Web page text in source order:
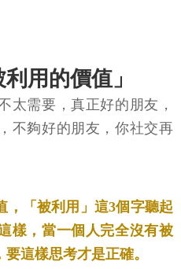
用的價值」
太需要，真正好的朋友，
不夠好的朋友，你社交再
，「被利用」這3個字聽起
樣，當一個人完全沒有被
這樣思考才是正確。